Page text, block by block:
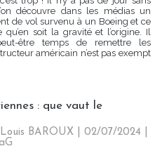
découvre dans les médias un
de vol survenu à un Boeing et ce
qu’en soit la gravité et l’origine. Il
être temps de remettre les
américain n’est pas exempt
: que vaut le
Louis BAROUX | 02/07/2024